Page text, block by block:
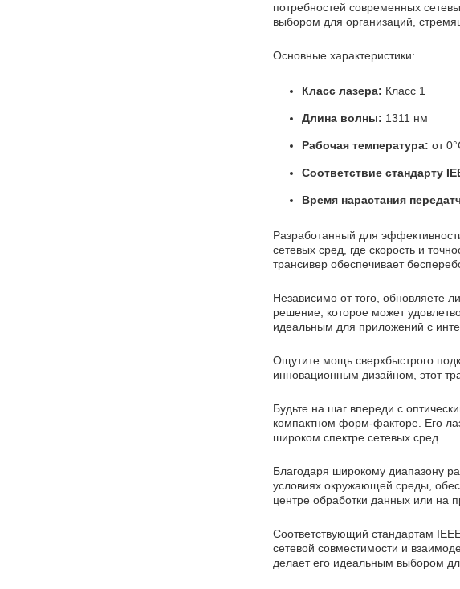
потребностей современных
выбором для организаций,
Основные характеристики:
Класс лазера: Класс 1
Длина волны: 1311 нм
Рабочая температура: от
Соответствие стандарту
Время нарастания
Разработанный для
сетевых сред, где скорость и
трансивер обеспечивает
Независимо от того, обновляете
решение, которое может
идеальным для приложений с
Ощутите мощь сверхбыстрого
инновационным дизайном, этот
Будьте на шаг впереди с
компактном форм-факторе. Его
широком спектре сетевых сред.
Благодаря широкому диапазону
условиях окружающей среды,
центре обработки данных или на
Соответствующий стандартам
сетевой совместимости и
делает его идеальным выбором